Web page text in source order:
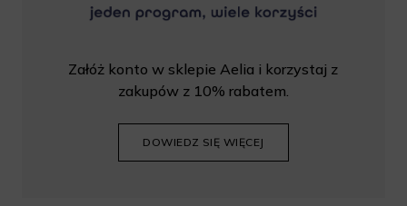
Załóż konto w sklepie Aelia i korzystaj z
zakupów z 10% rabatem.
DOWIEDZ SIĘ WIĘCEJ